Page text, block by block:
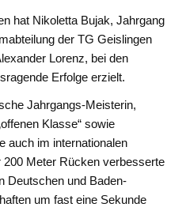
hat Nikoletta Bujak, Jahrgang
der TG Geislingen
Lorenz, bei den
Erfolge erzielt.
Jahrgangs-Meisterin,
Klasse“ sowie
auch im internationalen
Meter Rücken verbesserte
Deutschen und Baden-
um fast eine Sekunde